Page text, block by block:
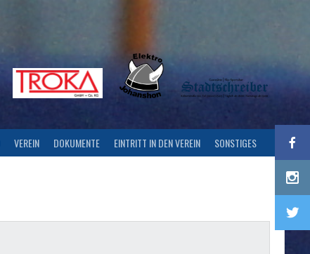
VEREIN DOKUMENTE EINTRITT IN DEN VEREIN SONSTIGES